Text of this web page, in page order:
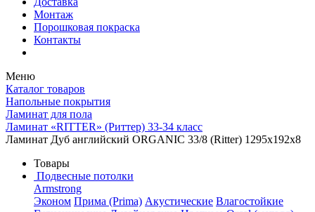
Монтаж
Порошковая покраска
Контакты
Меню
Каталог товаров
Напольные покрытия
Ламинат для пола
Ламинат «RITTER» (Риттер) 33-34 класс
Ламинат Дуб английский ORGANIC 33/8 (Ritter) 1295х192x8
Товары
Подвесные потолки
Armstrong
Эконом Прима (Prima) Акустические Влагостойкие